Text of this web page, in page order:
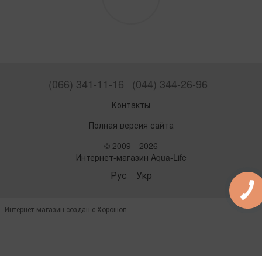
(066) 341-11-16 (044) 344-26-96
Контакты
Полная версия сайта
© 2009—2026
Интернет-магазин Aqua-Life
Рус Укр
Интернет-магазин создан с Хорошоп